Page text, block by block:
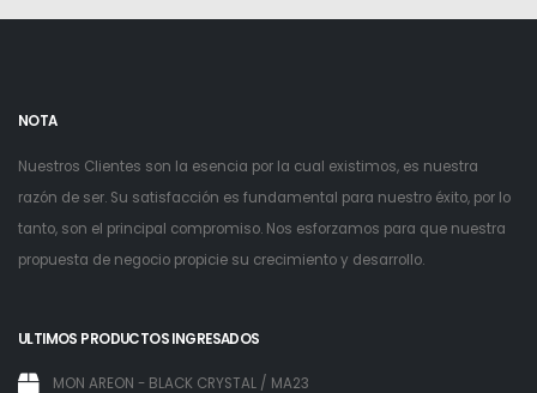
NOTA
Nuestros Clientes son la esencia por la cual existimos, es nuestra
razón de ser. Su satisfacción es fundamental para nuestro éxito, por lo
tanto, son el principal compromiso. Nos esforzamos para que nuestra
propuesta de negocio propicie su crecimiento y desarrollo.
ULTIMOS PRODUCTOS INGRESADOS
MON AREON - BLACK CRYSTAL / MA23